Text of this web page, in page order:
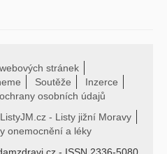
stránek
Soutěže
Inzerce
osobních údajů
ListyJM.cz - Listy jižní Moravy
onemocnění a léky